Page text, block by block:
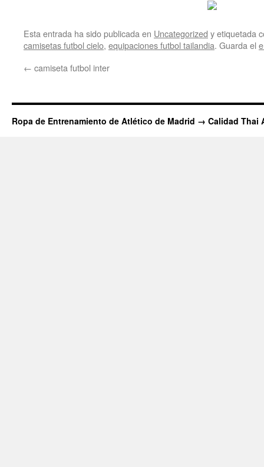
Esta entrada ha sido publicada en Uncategorized y etiquetada
camisetas futbol cielo, equipaciones futbol tailandia. Guarda el
← camiseta futbol inter
Ropa de Entrenamiento de Atlético de Madrid → Calidad Thai